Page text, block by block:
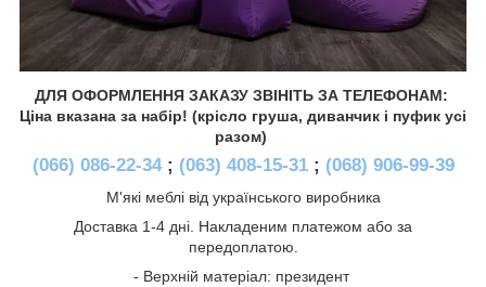
ДЛЯ ОФОРМЛЕННЯ ЗАКАЗУ ЗВІНІТЬ ЗА ТЕЛЕФОНАМ:
Ціна вказана за набір! (крісло груша, диванчик і пуфик усі
разом)
(066) 086-22-34; (063) 408-15-31; (068) 906-99-39
М'які меблі від українського виробника
Доставка 1-4 дні. Накладеним платежом або за
передоплатою.
- Верхній матеріал: президент